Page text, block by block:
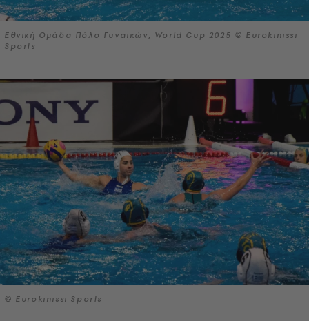
Εθνική Ομάδα Πόλο Γυναικών, World Cup 2025 © Eurokinissi
Sports
© Eurokinissi Sports